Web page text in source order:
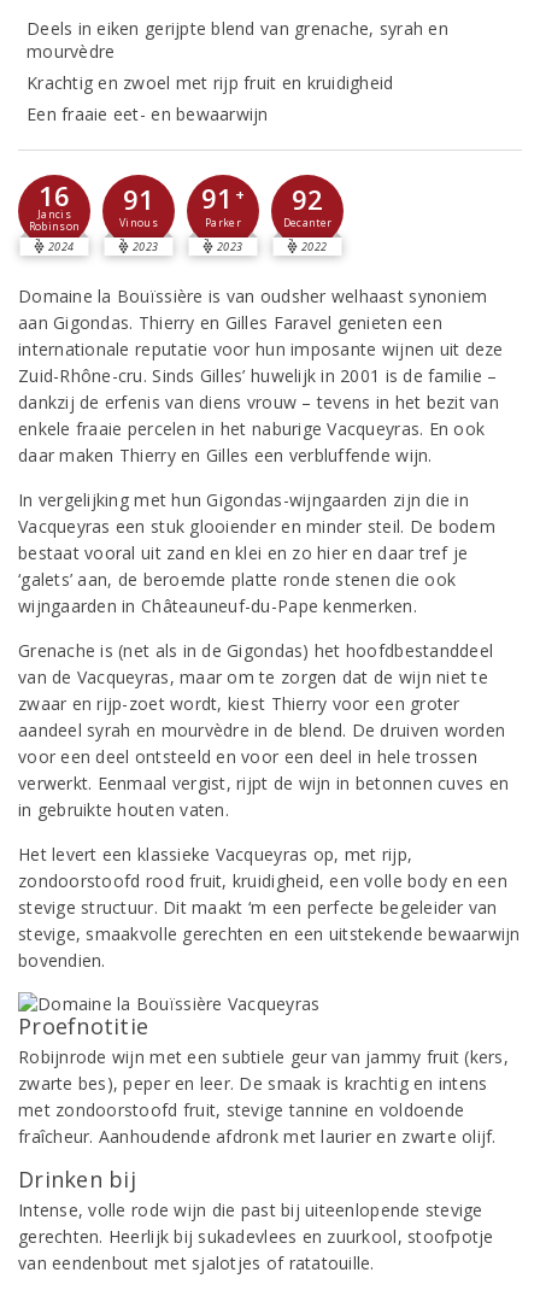
Deels in eiken gerijpte blend van grenache, syrah en
mourvèdre
Krachtig en zwoel met rijp fruit en kruidigheid
Een fraaie eet- en bewaarwijn
16
Jancis
Robinson
2024
91
Vinous
2023
91 +
Parker
2023
92
Decanter
2022
Domaine la Bouïssière is van oudsher welhaast synoniem
aan Gigondas. Thierry en Gilles Faravel genieten een
internationale reputatie voor hun imposante wijnen uit deze
Zuid-Rhône-cru. Sinds Gilles’ huwelijk in 2001 is de familie –
dankzij de erfenis van diens vrouw – tevens in het bezit van
enkele fraaie percelen in het naburige Vacqueyras. En ook
daar maken Thierry en Gilles een verbluffende wijn.
In vergelijking met hun Gigondas-wijngaarden zijn die in
Vacqueyras een stuk glooiender en minder steil. De bodem
bestaat vooral uit zand en klei en zo hier en daar tref je
‘galets’ aan, de beroemde platte ronde stenen die ook
wijngaarden in Châteauneuf-du-Pape kenmerken.
Grenache is (net als in de Gigondas) het hoofdbestanddeel
van de Vacqueyras, maar om te zorgen dat de wijn niet te
zwaar en rijp-zoet wordt, kiest Thierry voor een groter
aandeel syrah en mourvèdre in de blend. De druiven worden
voor een deel ontsteeld en voor een deel in hele trossen
verwerkt. Eenmaal vergist, rijpt de wijn in betonnen cuves en
in gebruikte houten vaten.
Het levert een klassieke Vacqueyras op, met rijp,
zondoorstoofd rood fruit, kruidigheid, een volle body en een
stevige structuur. Dit maakt ‘m een perfecte begeleider van
stevige, smaakvolle gerechten en een uitstekende bewaarwijn
bovendien.
Proefnotitie
Robijnrode wijn met een subtiele geur van jammy fruit (kers,
zwarte bes), peper en leer. De smaak is krachtig en intens
met zondoorstoofd fruit, stevige tannine en voldoende
fraîcheur. Aanhoudende afdronk met laurier en zwarte olijf.
Drinken bij
Intense, volle rode wijn die past bij uiteenlopende stevige
gerechten. Heerlijk bij sukadevlees en zuurkool, stoofpotje
van eendenbout met sjalotjes of ratatouille.